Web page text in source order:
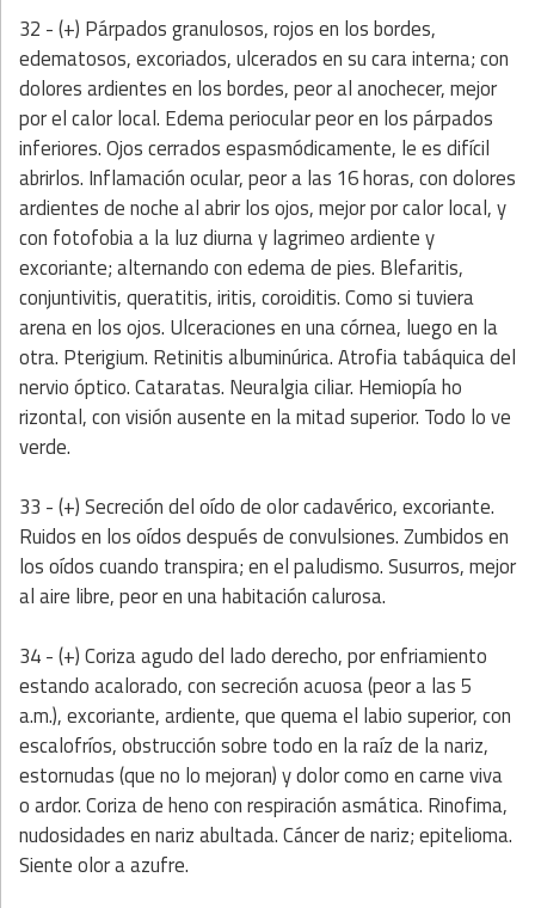
32 - (+) Párpados granulosos, rojos en los bordes,
edematosos, excoriados, ulcerados en su cara interna; con
dolores ardientes en los bordes, peor al anochecer, mejor
por el calor local. Edema periocular peor en los párpados
inferiores. Ojos cerrados espasmódicamente, le es difícil
abrirlos. Inflamación ocular, peor a las 16 horas, con dolores
ardientes de noche al abrir los ojos, mejor por calor local, y
con fotofobia a la luz diurna y lagrimeo ardiente y
excoriante; alternando con edema de pies. Blefaritis,
conjuntivitis, queratitis, iritis, coroiditis. Como si tuviera
arena en los ojos. Ulceraciones en una córnea, luego en la
otra. Pterigium. Retinitis albuminúrica. Atrofia tabáquica del
nervio óptico. Cataratas. Neuralgia ciliar. Hemiopía ho
rizontal, con visión ausente en la mitad superior. Todo lo ve
verde.
33 - (+) Secreción del oído de olor cadavérico, excoriante.
Ruidos en los oídos después de convulsiones. Zumbidos en
los oídos cuando transpira; en el paludismo. Susurros, mejor
al aire libre, peor en una habitación calurosa.
34 - (+) Coriza agudo del lado derecho, por enfriamiento
estando acalorado, con secreción acuosa (peor a las 5
a.m.), excoriante, ardiente, que quema el labio superior, con
escalofríos, obstrucción sobre todo en la raíz de la nariz,
estornudas (que no lo mejoran) y dolor como en carne viva
o ardor. Coriza de heno con respiración asmática. Rinofima,
nudosidades en nariz abultada. Cáncer de nariz; epitelioma.
Siente olor a azufre.